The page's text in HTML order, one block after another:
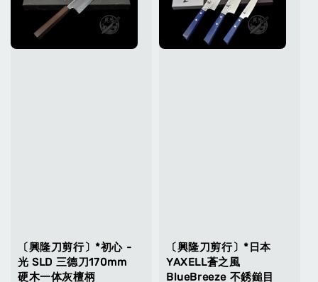
〔興隆刀剪行〕*初心 -
光 SLD 三德刀170mm
硬木一体灰檀柄
〔興隆刀剪行〕*日本
YAXELL蒼之風
BlueBreeze 不銹鎚目